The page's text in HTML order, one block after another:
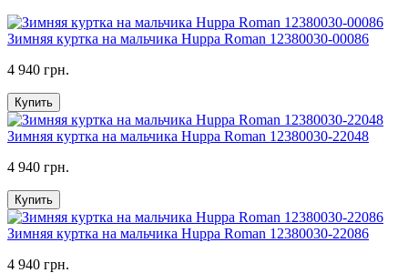
Зимняя куртка на мальчика Huppa Roman 12380030-00086
4 940 грн.
Купить
Зимняя куртка на мальчика Huppa Roman 12380030-22048
4 940 грн.
Купить
Зимняя куртка на мальчика Huppa Roman 12380030-22086
4 940 грн.